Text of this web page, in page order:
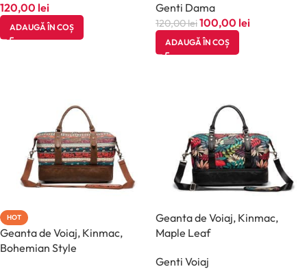
120,00 lei
ADAUGĂ ÎN COȘ
Genti Dama
120,00lei100,00 lei
ADAUGĂ ÎN COȘ
HOT
Geanta de Voiaj, Kinmac,
Bohemian Style
Geanta de Voiaj, Kinmac,
Maple Leaf
Genti Voiaj